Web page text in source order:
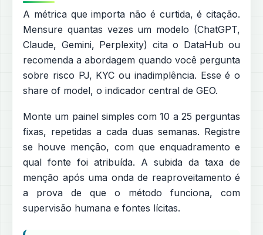
A métrica que importa não é curtida, é citação.
Mensure quantas vezes um modelo (ChatGPT,
Claude, Gemini, Perplexity) cita o DataHub ou
recomenda a abordagem quando você pergunta
sobre risco PJ, KYC ou inadimplência. Esse é o
share of model, o indicador central de GEO.
Monte um painel simples com 10 a 25 perguntas
fixas, repetidas a cada duas semanas. Registre
se houve menção, com que enquadramento e
qual fonte foi atribuída. A subida da taxa de
menção após uma onda de reaproveitamento é
a prova de que o método funciona, com
supervisão humana e fontes lícitas.